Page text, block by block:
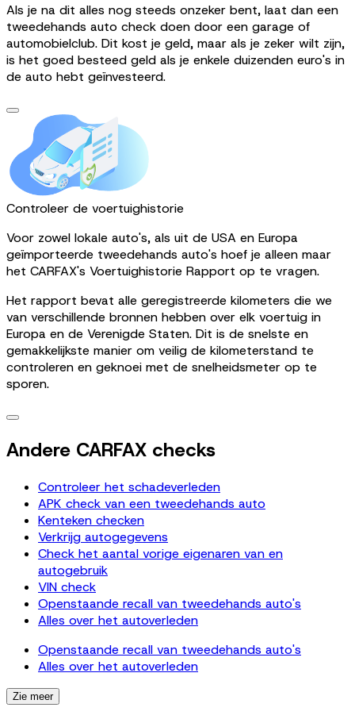
Als je na dit alles nog steeds onzeker bent, laat dan een
tweedehands auto check doen door een garage of
automobielclub. Dit kost je geld, maar als je zeker wilt zijn,
is het goed besteed geld als je enkele duizenden euro's in
de auto hebt geïnvesteerd.
Controleer de voertuighistorie
Voor zowel lokale auto's, als uit de USA en Europa
geïmporteerde tweedehands auto's hoef je alleen maar
het CARFAX's Voertuighistorie Rapport op te vragen.
Het rapport bevat alle geregistreerde kilometers die we
van verschillende bronnen hebben over elk voertuig in
Europa en de Verenigde Staten. Dit is de snelste en
gemakkelijkste manier om veilig de kilometerstand te
controleren en geknoei met de snelheidsmeter op te
sporen.
Andere CARFAX checks
Controleer het schadeverleden
APK check van een tweedehands auto
Kenteken checken
Verkrijg autogegevens
Check het aantal vorige eigenaren van en
autogebruik
VIN check
Openstaande recall van tweedehands auto's
Alles over het autoverleden
Openstaande recall van tweedehands auto's
Alles over het autoverleden
Zie meer